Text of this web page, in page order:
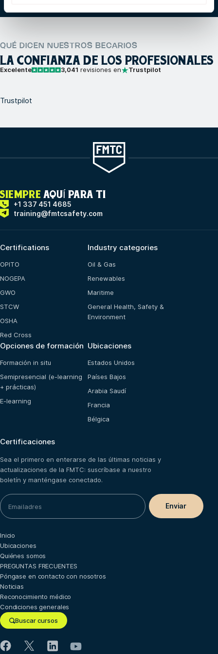
QUÉ DICEN NUESTROS BECARIOS
LA CONFIANZA DE LOS PROFESIONALES
Excelente 3,041 revisiones en Trustpilot
Trustpilot
SIEMPRE AQUÍ PARA TI
+1 337 451 4685
training@fmtcsafety.com
Certifications
OPITO
NOGEPA
GWO
STCW
OSHA
Red Cross
Industry categories
Oil & Gas
Renewables
Maritime
General Health, Safety &
Environment
Opciones de formación
Formación in situ
Semipresencial (e-learning
+ prácticas)
E-learning
Ubicaciones
Estados Unidos
Países Bajos
Arabia Saudí
Francia
Bélgica
Certificaciones
Sea el primero en enterarse de las últimas noticias y
actualizaciones de la FMTC: suscríbase a nuestro
boletín y manténgase conectado.
Buscar cursos
Inicio
Ubicaciones
Quiénes somos
PREGUNTAS FRECUENTES
Póngase en contacto con nosotros
Noticias
Reconocimiento médico
Condiciones generales